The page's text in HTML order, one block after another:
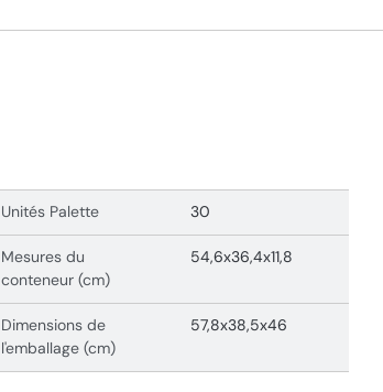
Unités Palette 30
Mesures du
conteneur (cm)
54,6x36,4x11,8
Dimensions de
l'emballage (cm)
57,8x38,5x46